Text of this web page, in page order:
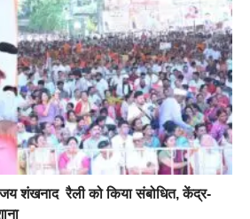
शंखनाद रैली को किया संबोधित, केंद्र-